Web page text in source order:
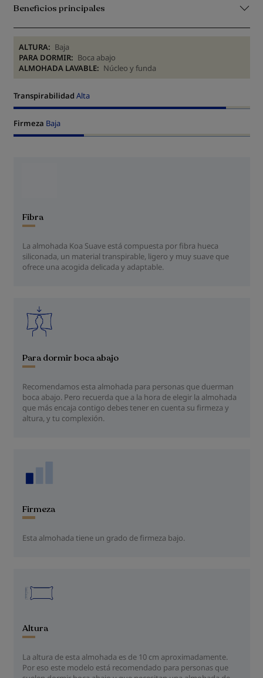
Beneficios principales
ALTURA: Baja
PARA DORMIR: Boca abajo
ALMOHADA LAVABLE: Núcleo y funda
Transpirabilidad Alta
Firmeza Baja
Fibra
La almohada Koa Suave está compuesta por fibra hueca
siliconada, un material transpirable, ligero y muy suave que
ofrece una acogida delicada y adaptable.
Para dormir boca abajo
Recomendamos esta almohada para personas que duerman
boca abajo. Pero recuerda que a la hora de elegir la almohada
que más encaja contigo debes tener en cuenta su firmeza y
altura, y tu complexión.
Firmeza
Esta almohada tiene un grado de firmeza bajo.
Altura
La altura de esta almohada es de 10 cm aproximadamente.
Por eso este modelo está recomendado para personas que